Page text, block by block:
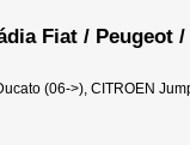
Fiat / Peugeot /
(06->), CITROEN